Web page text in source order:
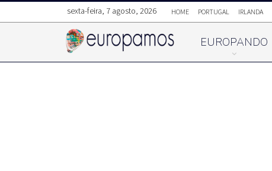
sexta-feira, 7 agosto, 2026 HOME PORTUGAL IRLANDA
EUROPANDO